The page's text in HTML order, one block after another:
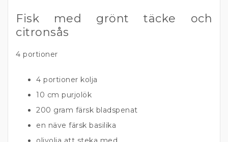
Fisk med grönt täcke och
citronsås
4 portioner
4 portioner kolja
10 cm purjolök
200 gram färsk bladspenat
en näve färsk basilika